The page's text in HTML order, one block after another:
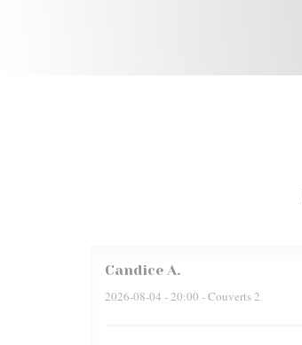
Candice A
2026-08-04 - 20:00 - Couverts 2